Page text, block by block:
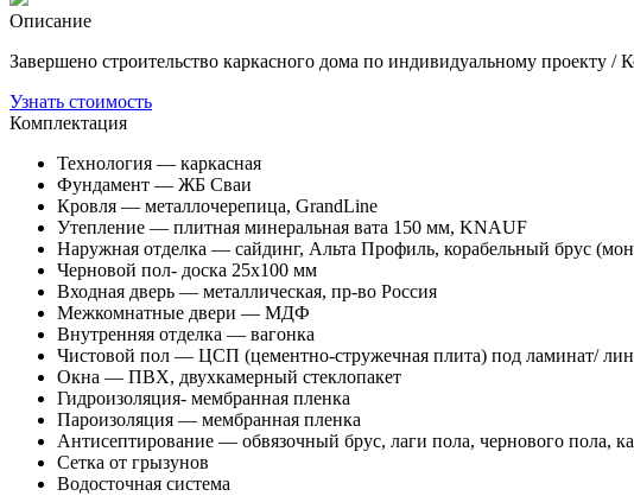
Описание
Завершено строительство каркасного дома по индивидуальному проекту /
Узнать стоимость
Комплектация
Технология — каркасная
Фундамент — ЖБ Сваи
Кровля — металлочерепица, GrandLine
Утепление — плитная минеральная вата 150 мм, KNAUF
Наружная отделка — сайдинг, Альта Профиль, корабельный брус
Черновой пол- доска 25х100 мм
Входная дверь — металлическая, пр-во Россия
Межкомнатные двери — МДФ
Внутренняя отделка — вагонка
Чистовой пол — ЦСП (цементно-стружечная плита) под ламинат/
Окна — ПВХ, двухкамерный стеклопакет
Гидроизоляция- мембранная пленка
Пароизоляция — мембранная пленка
Антисептирование — обвязочный брус, лаги пола, чернового пола,
Сетка от грызунов
Водосточная система